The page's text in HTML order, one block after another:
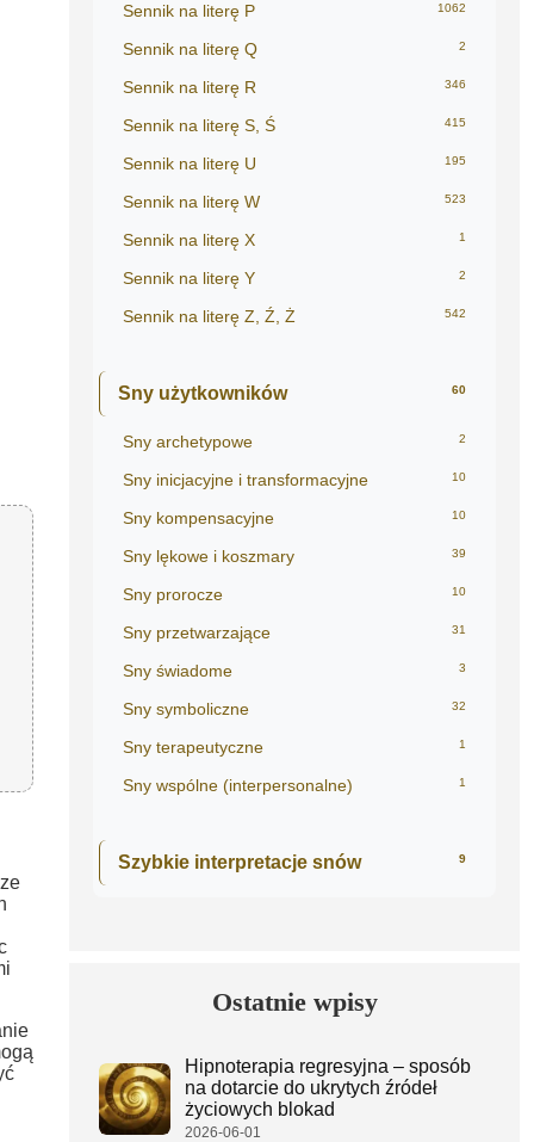
Sennik na literę P 1062
Sennik na literę Q 2
Sennik na literę R 346
Sennik na literę S, Ś 415
Sennik na literę U 195
Sennik na literę W 523
Sennik na literę X 1
Sennik na literę Y 2
Sennik na literę Z, Ź, Ż 542
Sny użytkowników 60
Sny archetypowe 2
Sny inicjacyjne i transformacyjne 10
Sny kompensacyjne 10
Sny lękowe i koszmary 39
Sny prorocze 10
Sny przetwarzające 31
Sny świadome 3
Sny symboliczne 32
Sny terapeutyczne 1
Sny wspólne (interpersonalne) 1
Szybkie interpretacje snów 9
Ostatnie wpisy
Hipnoterapia regresyjna – sposób
na dotarcie do ukrytych źródeł
życiowych blokad
2026-06-01